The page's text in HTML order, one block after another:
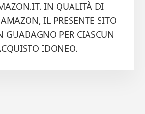
IN QUALITÀ DI
IL PRESENTE SITO
GUADAGNO PER CIASCUN
IDONEO.